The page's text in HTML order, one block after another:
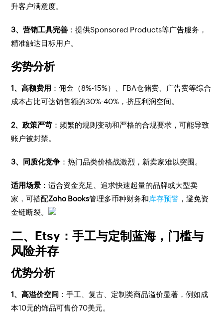
升客户满意度。
3、营销工具完善 ：提供Sponsored Products等广告服务，
精准触达目标用户。
劣势分析
1、高额费用 ：佣金（8%-15%）、FBA仓储费、广告费等综合
成本占比可达销售额的30%-40%，挤压利润空间。
2、政策严苛 ：频繁的规则变动和严格的合规要求，可能导致
账户被封禁。
3、同质化竞争 ：热门品类价格战激烈，新卖家难以突围。
适用场景 ：适合资金充足、追求快速起量的品牌或大型卖
家，可搭配Zoho Books管理多币种财务和库存预警 ，避免资
金链断裂。
二、Etsy：手工与定制蓝海，门槛与
风险并存
优势分析
1、高溢价空间 ：手工、复古、定制类商品溢价显著，例如成
本10元的饰品可售价70美元。